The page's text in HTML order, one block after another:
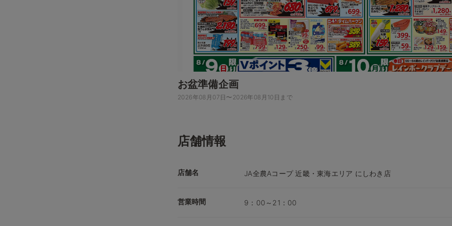
お盆準備企画
2026年08月07日〜2026年08月10日まで
店舗情報
店舗名 JA全農Aコープ 近畿・東海エリア にしわき店
営業時間 9：00～21：00